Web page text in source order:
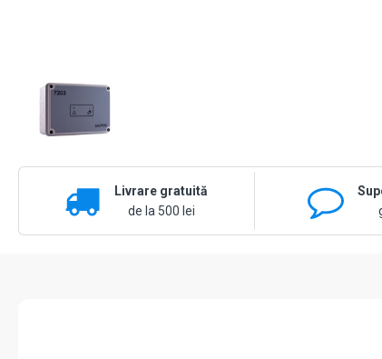
Livrare gratuită
de la 500 lei